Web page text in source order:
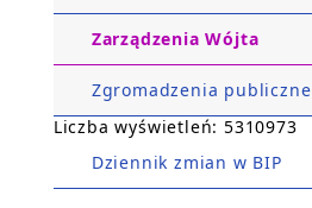
Zarządzenia Wójta
Zgromadzenia publiczne
Liczba wyświetleń: 5310973
Dziennik zmian w BIP